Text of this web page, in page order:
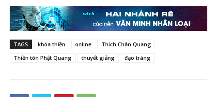
TAGS khóa thiền online
Thích Chân Quang
Thiền tôn Phật Quang
thuyết giảng đạo tràng